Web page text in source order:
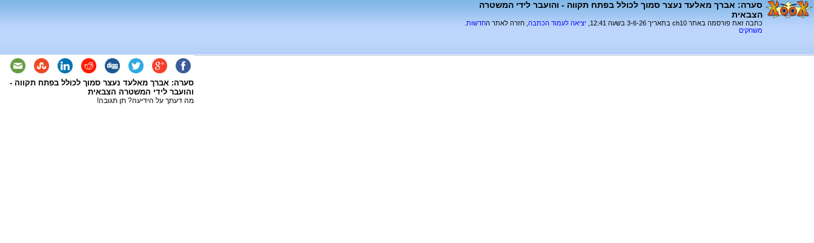
סערה: אברך מאלעד נעצר סמוך לכולל בפתח תקווה - והועבר לידי המשטרה
הצבאית
כתבה זאת פורסמה באתר ch10 בתאריך 3-6-26 בשעה 12:41, יציאה לעמוד הכתבה , חזרה לאתר החדשות
משחקים
סערה: אברך מאלעד נעצר סמוך לכולל בפתח תקווה -
והועבר לידי המשטרה הצבאית
מה דעתך על הידיעה? תן תגובה!